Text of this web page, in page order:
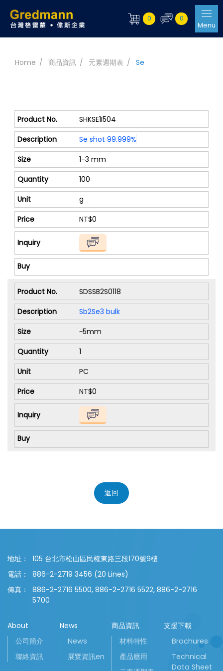
0
0
Menu
Home 商品資訊 元素週期表 Se
SHKSE1I504
Se shot 99.999%
1-3 mm
100
g
NT$0
SDSSB2S0118
Sb2Se3 bulk
~5mm
1
PC
NT$0
返回
地址：
105 台北市松山區民權東路三段170號9樓
電話：
886-2-2719 3456 (20 Lines)
傳真：
886-2-2716 5500, 886-2-2716 5522, 886-2-2716
5700
About
公司簡介
聯絡資訊
News
News
展覽資訊en
商品資訊
材料特性
產品應用
支援下載
Brochures
Technical
Data Sheet